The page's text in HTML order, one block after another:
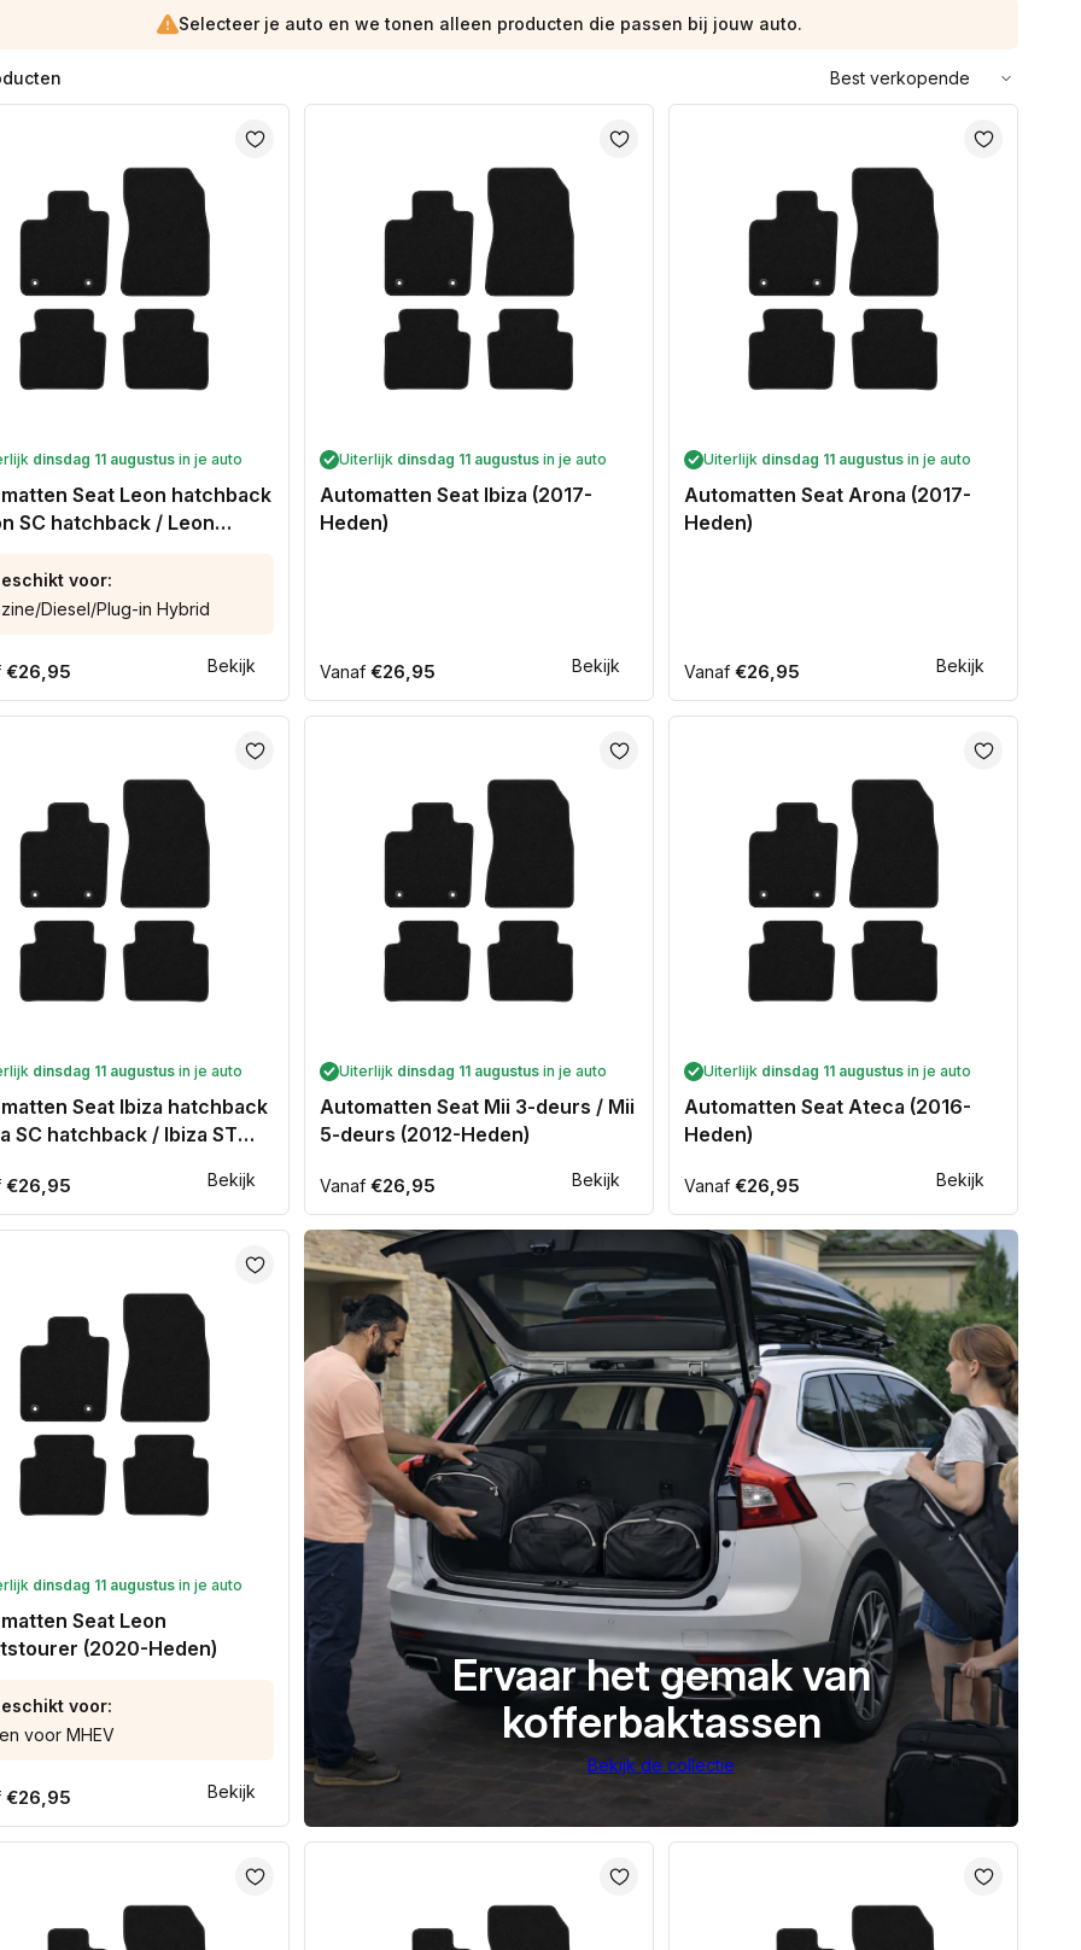
Selecteer je auto en we tonen alleen producten die passen bij jouw auto.
Sorteer
Bekijk
dinsdag 11 augustus in je auto
Seat Leon hatchback
SC hatchback / Leon
ST stationwagen (2012-
voor:
Diesel/Plug-in Hybrid
€26,95 Bekijk
Uiterlijk dinsdag 11 augustus in je auto
Automatten Seat Ibiza (2017-
Heden)
Normale
prijs
Vanaf €26,95 Bekijk
Uiterlijk dinsdag 11 augustus in je auto
Automatten Seat Arona (2017-
Heden)
Normale
prijs
Vanaf €26,95
Bekijk
dinsdag 11 augustus in je auto
Seat Ibiza hatchback
SC hatchback / Ibiza ST
€26,95 Bekijk
Uiterlijk dinsdag 11 augustus in je auto
Automatten Seat Mii 3-deurs / Mii
5-deurs (2012-Heden)
Normale
prijs
Vanaf €26,95 Bekijk
Uiterlijk dinsdag 11 augustus in je auto
Automatten Seat Ateca (2016-
Heden)
Normale
prijs
Vanaf €26,95
Bekijk
dinsdag 11 augustus in je auto
Seat Leon
(2020-Heden)
voor:
voor MHEV
€26,95
Ervaar het gemak van
kofferbaktassen
Bekijk de collectie